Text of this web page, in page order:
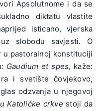
Apsolutnome i da se
diktatu vlastite
isticano, vjerska
slobodu savjesti. O
u pastoralnoj konstituciji
Gaudium et spes, kaže:
i svetište čovjekovo,
odzvanja u njegovoj
Katoličke crkve stoji da